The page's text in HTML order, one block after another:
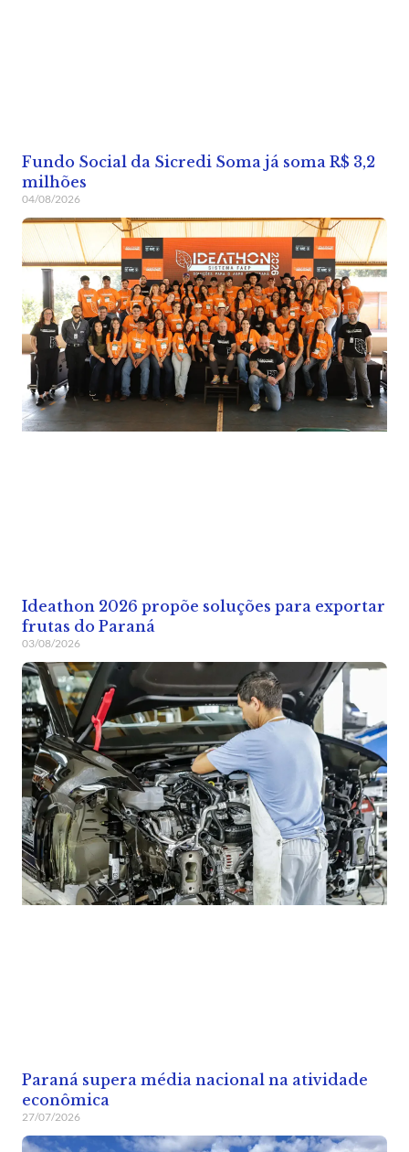
Fundo Social da Sicredi Soma já soma R$ 3,2
milhões
04/08/2026
Ideathon 2026 propõe soluções para exportar
frutas do Paraná
03/08/2026
Paraná supera média nacional na atividade
econômica
27/07/2026